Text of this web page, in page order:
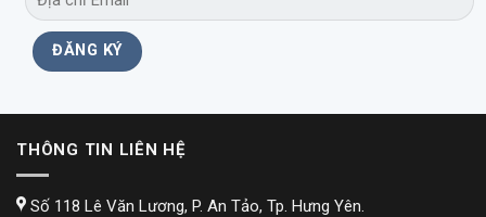
THÔNG TIN LIÊN HỆ
Số 118 Lê Văn Lương, P. An Tảo, Tp. Hưng Yên.